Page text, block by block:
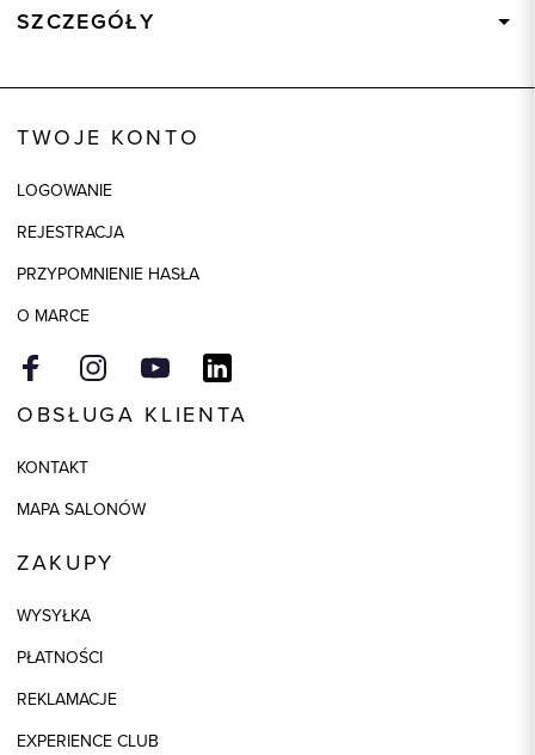
SZCZEGÓŁY
Skład wypełnienia
Kolor
Skład tkaniny
Składy podszewek
TWOJE KONTO
LOGOWANIE
REJESTRACJA
PRZYPOMNIENIE HASŁA
O MARCE
OBSŁUGA KLIENTA
KONTAKT
MAPA SALONÓW
ZAKUPY
WYSYŁKA
PŁATNOŚCI
REKLAMACJE
EXPERIENCE CLUB